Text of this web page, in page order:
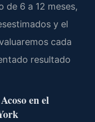
de 6 a 12 meses,
y el
cada
resultado
en el